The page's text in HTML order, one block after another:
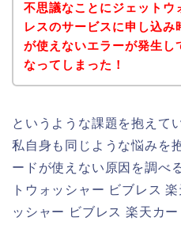
不思議なことにジェットウ
レスのサービスに申し込み
が使えないエラーが発生し
なってしまった！
というような課題を抱えて
私自身も同じような悩みを
ードが使えない原因を調べ
トウォッシャー ビブレス
ッシャー ビブレス 楽天カ